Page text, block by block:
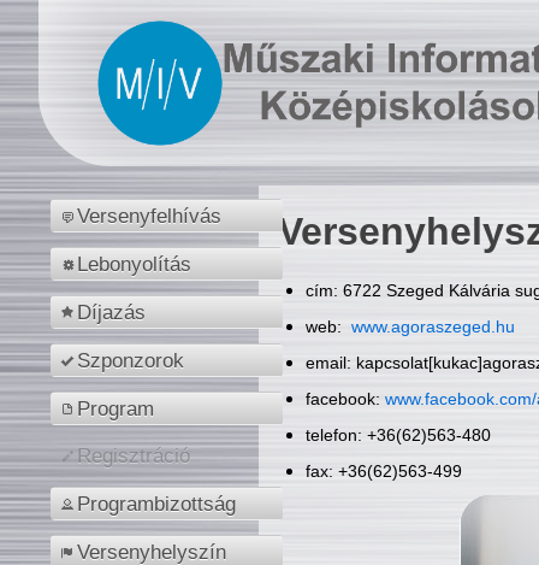
Versenyfelhívás
Lebonyolítás
Díjazás
Szponzorok
Program
Regisztráció
Programbizottság
Versenyhelyszín
cím: 6722 Szeged Kálvária
web: www.agoraszeged.hu
email:
facebook:
telefon: +36(62)563-480
fax: +36(62)563-499